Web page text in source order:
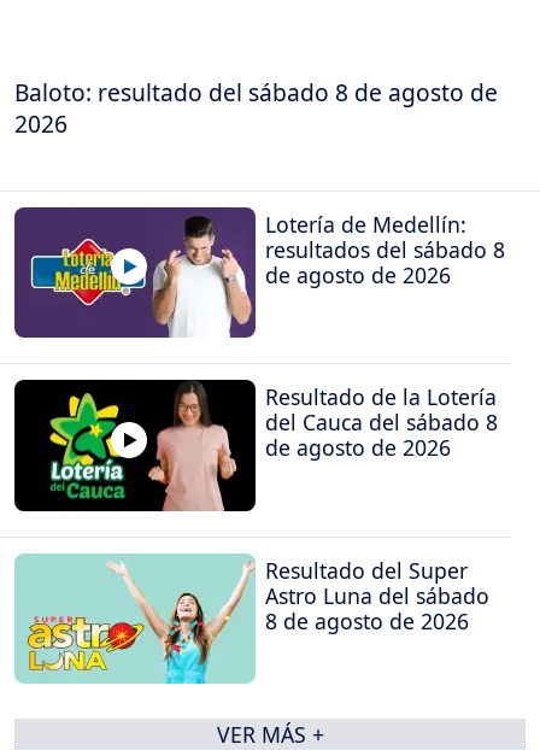
Baloto: resultado del sábado 8 de agosto de
2026
Lotería de Medellín:
resultados del sábado 8
de agosto de 2026
Resultado de la Lotería
del Cauca del sábado 8
de agosto de 2026
Resultado del Super
Astro Luna del sábado
8 de agosto de 2026
VER MÁS +